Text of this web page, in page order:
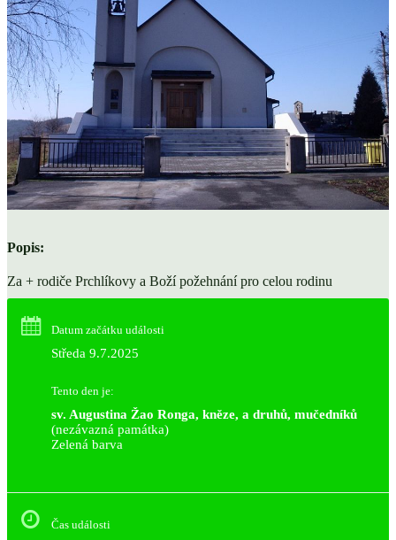
Popis:
Za + rodiče Prchlíkovy a Boží požehnání pro celou rodinu
Datum začátku události
Středa 9.7.2025
Tento den je:
sv. Augustina Žao Ronga, kněze, a druhů, mučedníků
(nezávazná památka)
Zelená barva
Čas události